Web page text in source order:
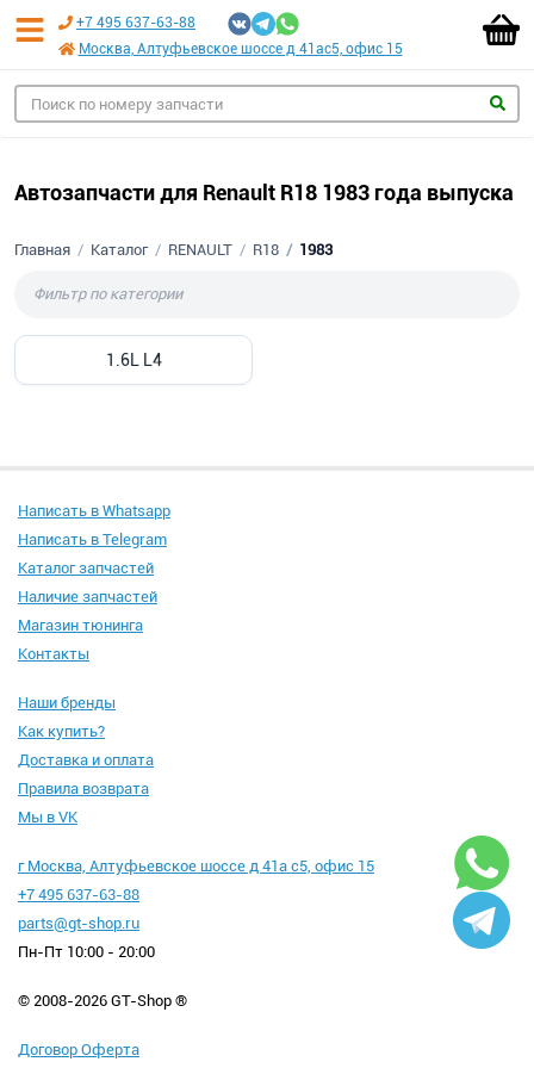
+7 495 637-63-88
Москва, Алтуфьевское шоссе д 41ас5, офис 15
Автозапчасти для Renault R18 1983 года выпуска
Главная Каталог RENAULT R18 1983
1.6L L4
Написать в Whatsapp
Написать в Telegram
Каталог запчастей
Наличие запчастей
Магазин тюнинга
Контакты
Наши бренды
Как купить?
Доставка и оплата
Правила возврата
Мы в VK
г Москва, Алтуфьевское шоссе д 41а с5, офис 15
+7 495 637-63-88
parts@gt-shop.ru
Пн-Пт 10:00 - 20:00
© 2008-2026 GT-Shop ®
Договор Оферта